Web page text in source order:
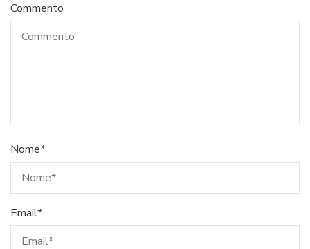
Commento
Nome*
Email*